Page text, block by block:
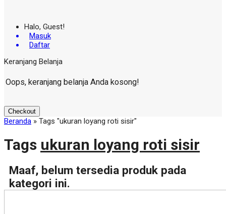
Halo, Guest!
Masuk
Daftar
Keranjang Belanja
Oops, keranjang belanja Anda kosong!
Checkout
Beranda » Tags "ukuran loyang roti sisir"
Tags ukuran loyang roti sisir
Maaf, belum tersedia produk pada
kategori ini.